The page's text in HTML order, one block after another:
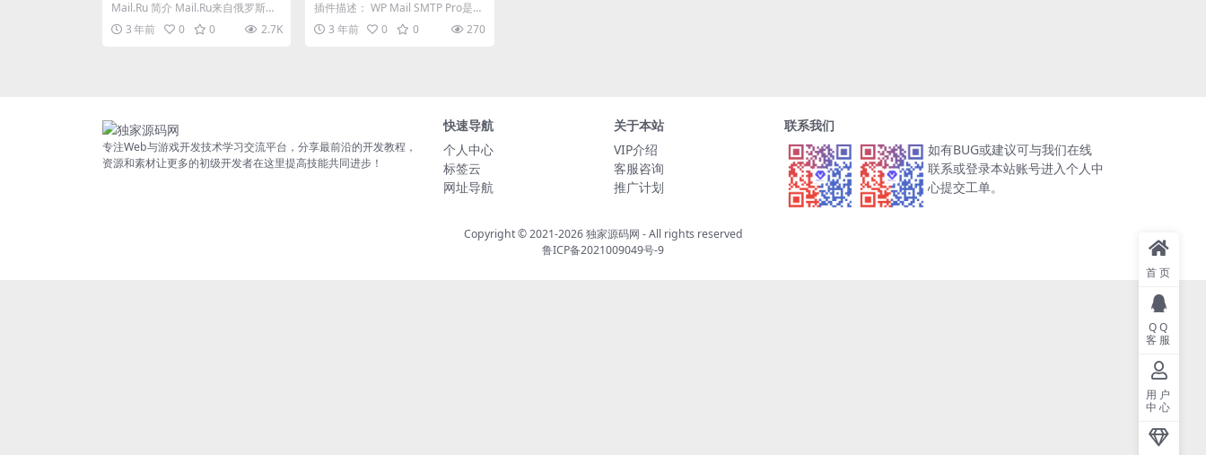
网盘，Mail.Ru注册使用教
程
Mail.Ru 简介 Mail.Ru来自俄罗斯一
家网络公司。该初始建立于1998...
3 年前 0 0 2.7K
设置-WP Mail SMTP Pro汉
化版【V3.7.0】
插件描述： WP Mail SMTP Pro是一
款超过一百万个网站使用的、可靠
的...3 年前 0 0 270
专注Web与游戏开发技术学习交流平台，分享最前沿的开发教程，
资源和素材让更多的初级开发者在这里提高技能共同进步！
快速导航
个人中心
标签云
网址导航
关于本站
VIP介绍
客服咨询
推广计划
联系我们
如有BUG或建议可与我们在线
联系或登录本站账号进入个人中
心提交工单。
Copyright © 2021-2026独家源码网 - All rights reserved
鲁ICP备2021009049号-9
首页
QQ
客服
用户
中心